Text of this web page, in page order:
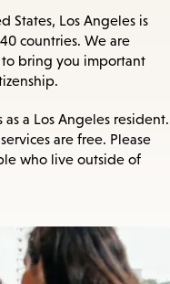
States, Los Angeles is
countries. We are
bring you important
a Los Angeles resident.
are free. Please
who live outside of